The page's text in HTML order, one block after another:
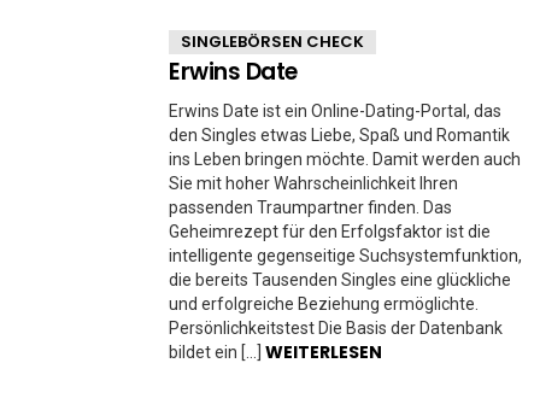
SINGLEBÖRSEN CHECK
Erwins Date
Erwins Date ist ein Online-Dating-Portal, das
den Singles etwas Liebe, Spaß und Romantik
ins Leben bringen möchte. Damit werden auch
Sie mit hoher Wahrscheinlichkeit Ihren
passenden Traumpartner finden. Das
Geheimrezept für den Erfolgsfaktor ist die
intelligente gegenseitige Suchsystemfunktion,
die bereits Tausenden Singles eine glückliche
und erfolgreiche Beziehung ermöglichte.
Persönlichkeitstest Die Basis der Datenbank
bildet ein […] WEITERLESEN